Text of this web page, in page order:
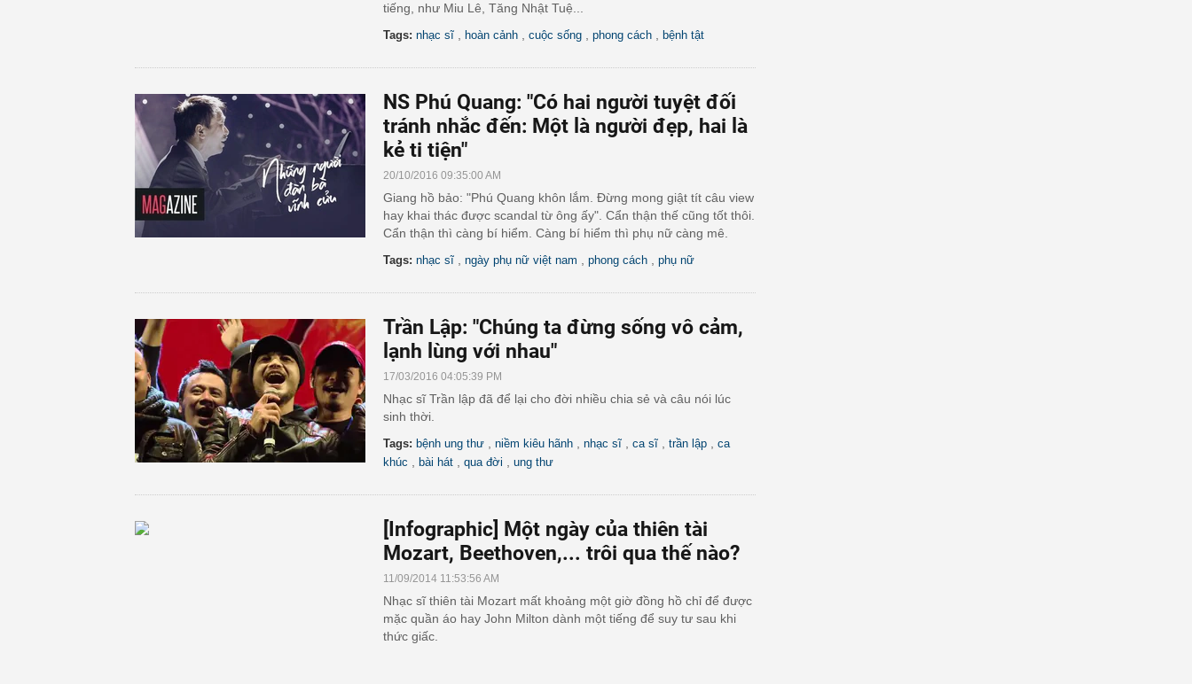
tiếng, như Miu Lê, Tăng Nhật Tuệ...
Tags: nhạc sĩ hoàn cảnh cuộc sống phong cách bệnh tật
NS Phú Quang: "Có hai người tuyệt đối
tránh nhắc đến: Một là người đẹp, hai là
kẻ ti tiện"
20/10/2016 09:35:00 AM
Giang hồ bảo: "Phú Quang khôn lắm. Đừng mong giật tít câu view
hay khai thác được scandal từ ông ấy". Cẩn thận thế cũng tốt thôi.
Cẩn thận thì càng bí hiểm. Càng bí hiểm thì phụ nữ càng mê.
Tags: nhạc sĩ ngày phụ nữ việt nam phong cách phụ nữ
Trần Lập: "Chúng ta đừng sống vô cảm,
lạnh lùng với nhau"
17/03/2016 04:05:39 PM
Nhạc sĩ Trần lập đã để lại cho đời nhiều chia sẻ và câu nói lúc
sinh thời.
Tags: bệnh ung thư niềm kiêu hãnh nhạc sĩ ca sĩ trần lập
ca
khúc
bài hát qua đời ung thư
[Infographic] Một ngày của thiên tài
Mozart, Beethoven,... trôi qua thế nào?
11/09/2014 11:53:56 AM
Nhạc sĩ thiên tài Mozart mất khoảng một giờ đồng hồ chỉ để được
mặc quần áo hay John Milton dành một tiếng để suy tư sau khi
thức giấc.